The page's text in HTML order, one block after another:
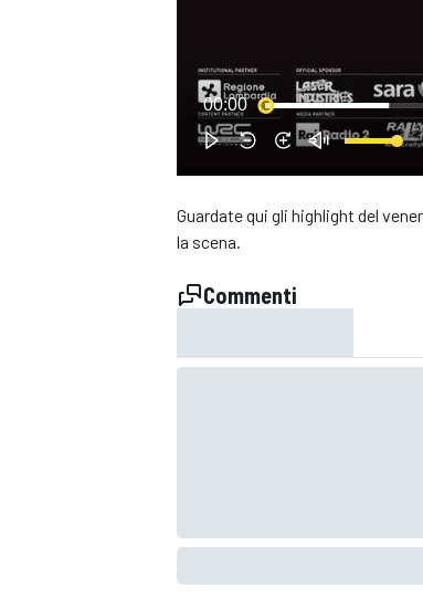
MONOPOSTO
00:00
Guardate qui gli highlight del
la scena.
Commenti